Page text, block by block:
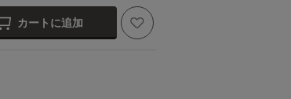
カートに追加